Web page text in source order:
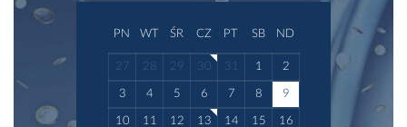
PN WT ŚR CZ PT SB ND
27 28 29 30 31 1 2
3 4 5 6 7 8 9
10 11 12 13 14 15 16